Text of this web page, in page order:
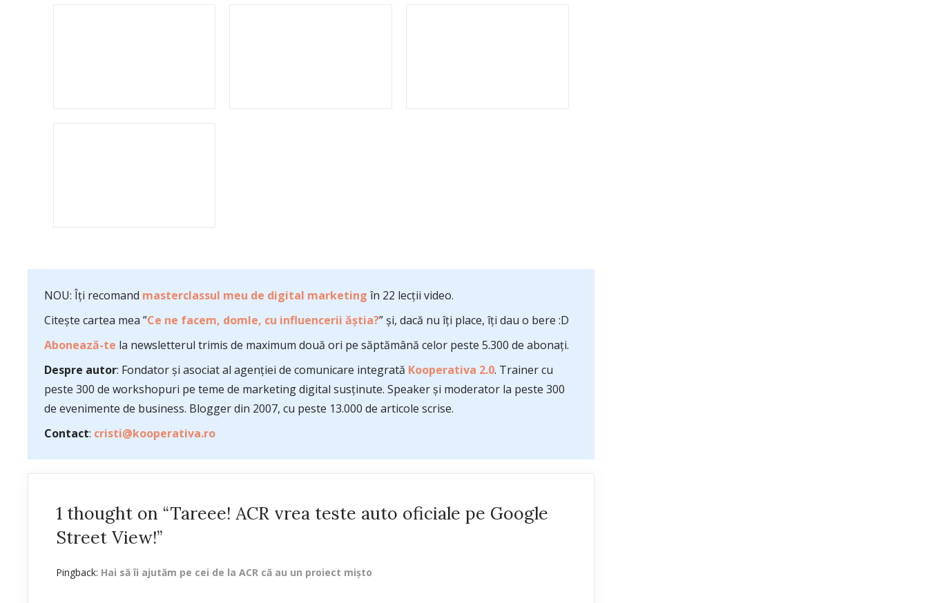
NOU: Îți recomand masterclassul meu de digital marketing în 22 lecții video.
Citește cartea mea ”Ce ne facem, domle, cu influencerii ăștia?” și, dacă nu îți place, îți dau o bere :D
Abonează-te la newsletterul trimis de maximum două ori pe săptămână celor peste 5.300 de abonați.
Despre autor: Fondator și asociat al agenției de comunicare integrată Kooperativa 2.0. Trainer cu
peste 300 de workshopuri pe teme de marketing digital susținute. Speaker și moderator la peste 300
de evenimente de business. Blogger din 2007, cu peste 13.000 de articole scrise.
Contact: cristi@kooperativa.ro
1 thought on “Tareee! ACR vrea teste auto oficiale pe Google
Street View!”
Pingback: Hai să îi ajutăm pe cei de la ACR că au un proiect mișto